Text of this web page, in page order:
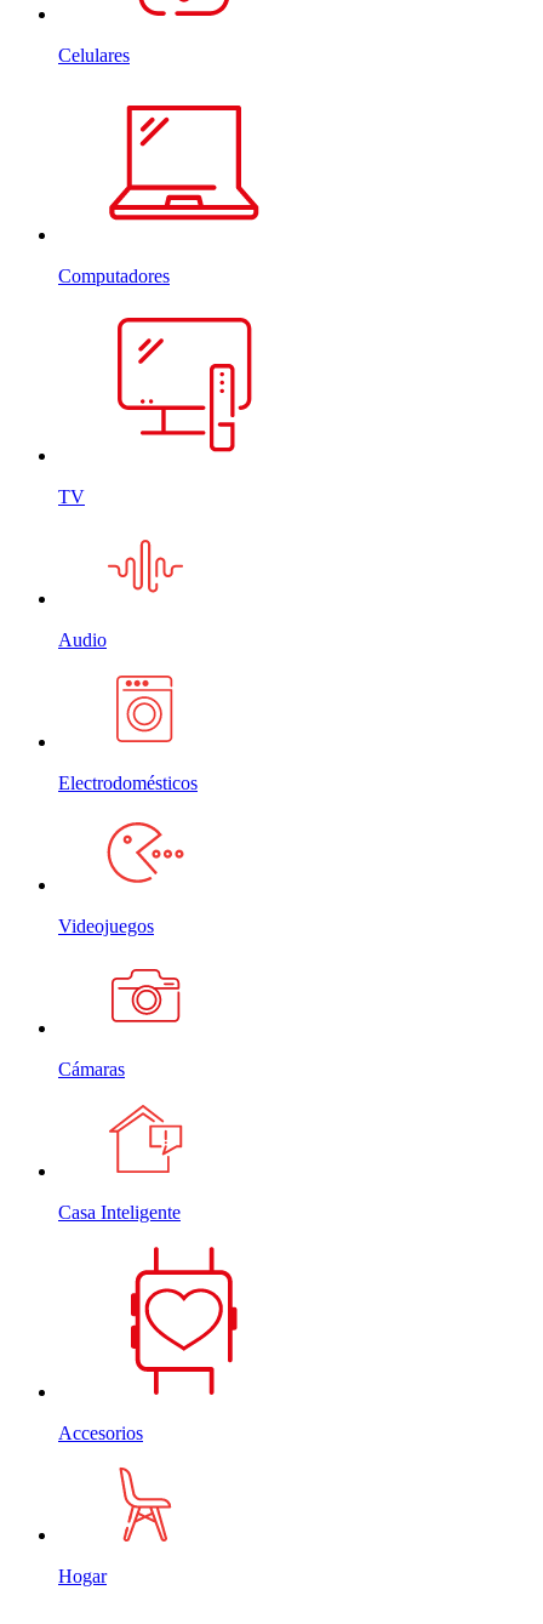
Celulares
Computadores
TV
Audio
Electrodomésticos
Videojuegos
Cámaras
Casa Inteligente
Accesorios
Hogar